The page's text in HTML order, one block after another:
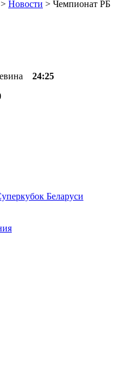
> Новости > Чемпионат РБ
24:25
Беларуси